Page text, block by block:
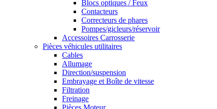
Blocs optiques / Feux
Contacteurs
Correcteurs de phares
Pompes/gicleurs/réservoir
Accessoires Carrosserie
Pièces véhicules utilitaires
Cables
Allumage
Direction/suspension
Embrayage et Boîte de vitesse
Filtration
Freinage
Pièces Moteur